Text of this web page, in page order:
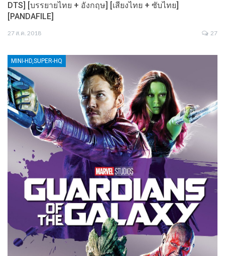
DTS] [บรรยายไทย + อังกฤษ] [เสียงไทย + ซับไทย]
[PANDAFILE]
27 ส.ค. 2018 27
MINI-HD,SUPER-HQ